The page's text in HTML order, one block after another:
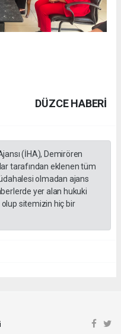
DÜZCE HABERİ
(İHA), Demirören
tarafından eklenen tüm
olmadan ajans
yer alan hukuki
sitemizin hiç bir